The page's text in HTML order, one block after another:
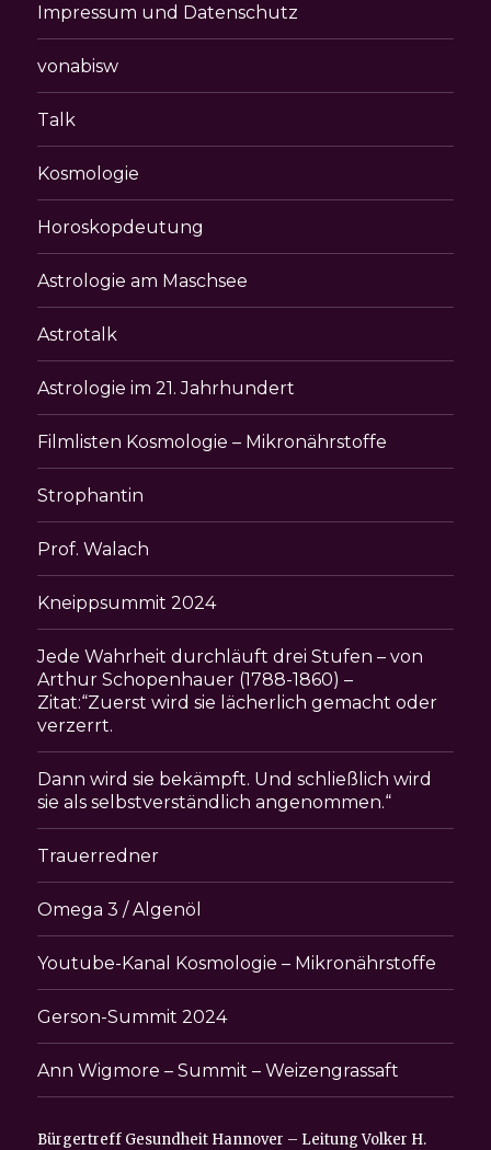
Impressum und Datenschutz
vonabisw
Talk
Kosmologie
Horoskopdeutung
Astrologie am Maschsee
Astrotalk
Astrologie im 21. Jahrhundert
Filmlisten Kosmologie – Mikronährstoffe
Strophantin
Prof. Walach
Kneippsummit 2024
Jede Wahrheit durchläuft drei Stufen – von
Arthur Schopenhauer (1788-1860) –
Zitat:“Zuerst wird sie lächerlich gemacht oder
verzerrt.
Dann wird sie bekämpft. Und schließlich wird
sie als selbstverständlich angenommen.“
Trauerredner
Omega 3 / Algenöl
Youtube-Kanal Kosmologie – Mikronährstoffe
Gerson-Summit 2024
Ann Wigmore – Summit – Weizengrassaft
Bürgertreff Gesundheit Hannover – Leitung Volker H.